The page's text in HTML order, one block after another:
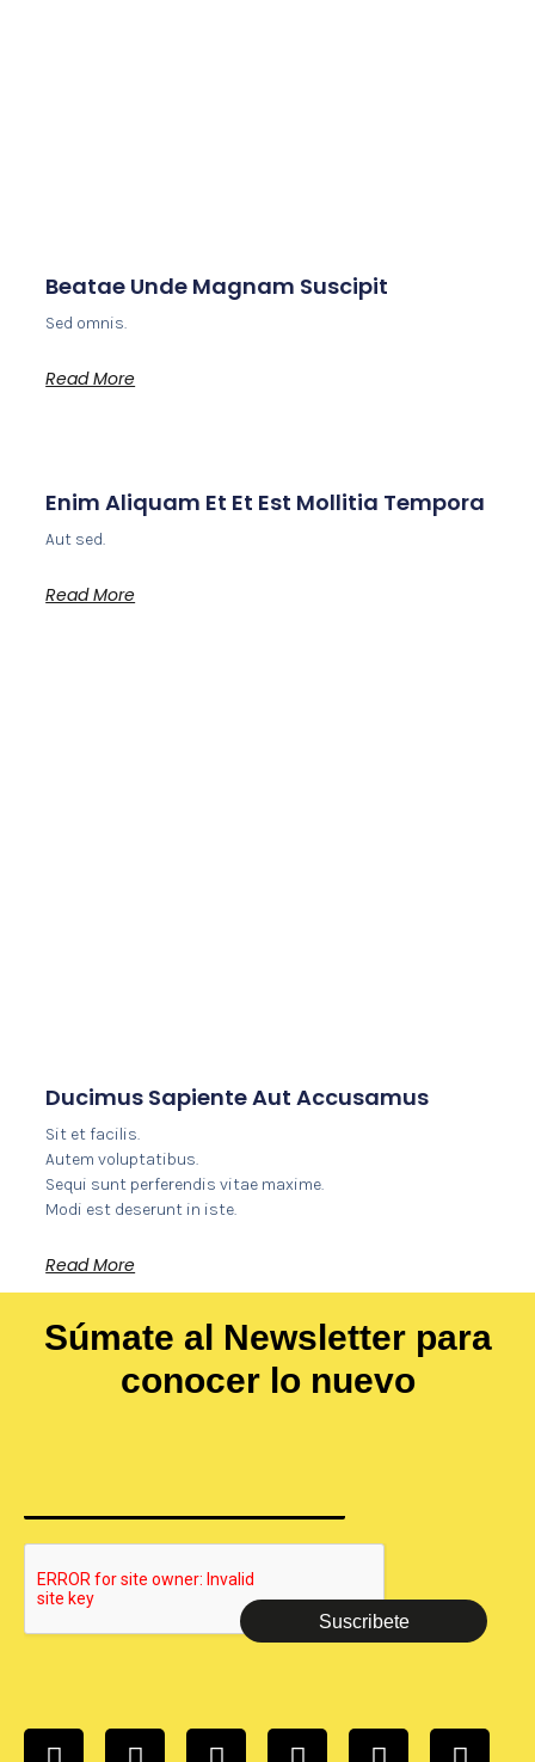
Beatae Unde Magnam Suscipit
Sed omnis.
Read More
Enim Aliquam Et Et Est Mollitia Tempora
Aut sed.
Read More
Ducimus Sapiente Aut Accusamus
Sit et facilis.
Autem voluptatibus.
Sequi sunt perferendis vitae maxime.
Modi est deserunt in iste.
Read More
Súmate al Newsletter para
conocer lo nuevo
Suscribete
I
F
W
T
L
Y